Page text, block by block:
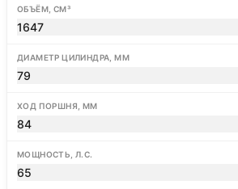
ОБЪЁМ, СМ³
1647
ДИАМЕТР ЦИЛИНДРА, ММ
79
ХОД ПОРШНЯ, ММ
84
МОЩНОСТЬ, Л.С.
65